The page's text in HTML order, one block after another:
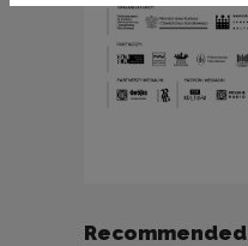
Recommended